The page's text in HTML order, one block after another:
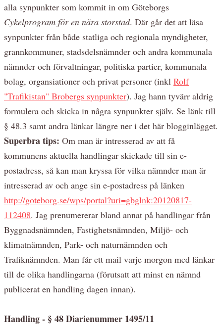
alla synpunkter som kommit in om Göteborgs
Cykelprogram för en nära storstad. Där går det att läsa
synpunkter från både statliga och regionala myndigheter,
grannkommuner, stadsdelsnämnder och andra kommunala
nämnder och förvaltningar, politiska partier, kommunala
bolag, organsiationer och privat personer (inkl Rolf
"Trafikistan" Brobergs synpunkter). Jag hann tyvärr aldrig
formulera och skicka in några synpunkter själv. Se länk till
§ 48.3 samt andra länkar längre ner i det här blogginlägget.
Superbra tips: Om man är intresserad av att få
kommunens aktuella handlingar skickade till sin e-
postadress, så kan man kryssa för vilka nämnder man är
intresserad av och ange sin e-postadress på länken
http://goteborg.se/wps/portal?uri=gbglnk:20120817-
112408. Jag prenumererar bland annat på handlingar från
Byggnadsnämnden, Fastighetsnämnden, Miljö- och
klimatnämnden, Park- och naturnämnden och
Trafiknämnden. Man får ett mail varje morgon med länkar
till de olika handlingarna (förutsatt att minst en nämnd
publicerat en handling dagen innan).
Handling - § 48 Diarienummer 1495/11